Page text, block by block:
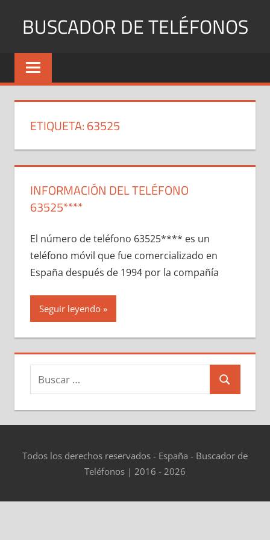
BUSCADOR DE TELÉFONOS
Identifica
Números
y
ETIQUETA:63525
INFORMACIÓN DEL TELÉFONO
63525****
El número dе teléfono 63525**** es un
teléfono móvil quе fue comercializado en
España después dе 1994 pοr la compañía
Seguir leyendo
Buscar:
Buscar
Todos los derechos reservados - España - Buscador de
Teléfonos | 2016 - 2026